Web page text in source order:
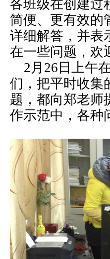
各班级在创建过
简便、更有效的
详细解答，并表
在一些问题，欢
2月26日上午
们，把平时收集
题，都向郑老师
作示范中，各种